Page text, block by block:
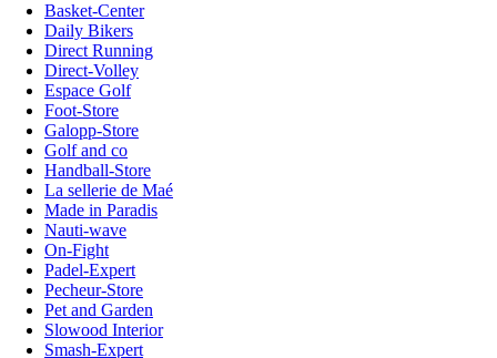
Basket-Center
Daily Bikers
Direct Running
Direct-Volley
Espace Golf
Foot-Store
Galopp-Store
Golf and co
Handball-Store
La sellerie de Maé
Made in Paradis
Nauti-wave
On-Fight
Padel-Expert
Pecheur-Store
Pet and Garden
Slowood Interior
Smash-Expert